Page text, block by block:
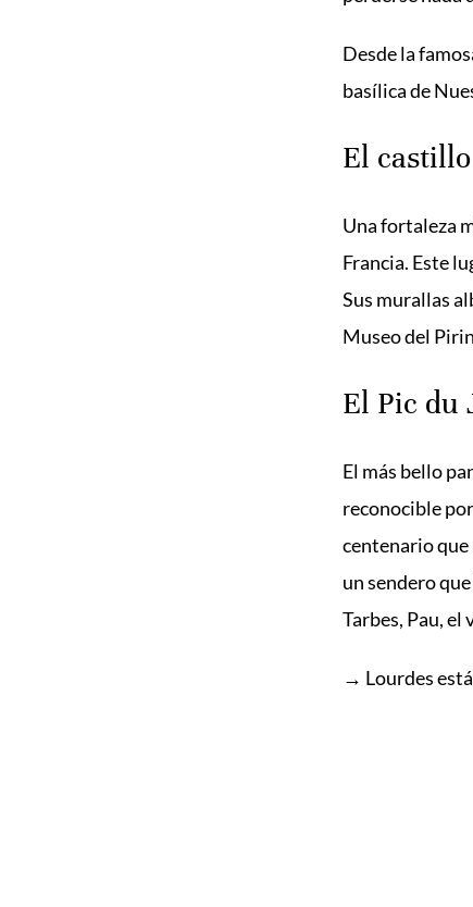
Desde la
basílica de
El
Una fortaleza
Francia. Este
Sus murallas
Museo del
El Pic du
El más bello
reconocible
centenario que
un sendero
Tarbes, Pau, el
→ Lourdes